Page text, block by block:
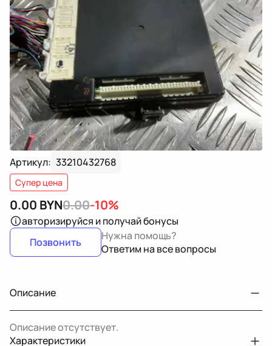
Артикул: 33210432768
Супер цена
0.00 BYN0.00-10%
авторизируйся и получай бонусы
Позвонить
Нужна помощь?
Ответим на все вопросы
Описание
Описание отсутствует.
Характеристики